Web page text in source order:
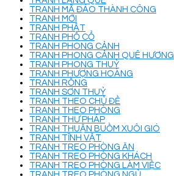
TRANH MÃ ĐÁO THÀNH CÔNG
TRANH MỚI
TRANH PHẬT
TRANH PHỐ CỔ
TRANH PHONG CẢNH
TRANH PHONG CẢNH QUÊ HƯƠNG
TRANH PHONG THUỶ
TRANH PHƯỢNG HOÀNG
TRANH RỒNG
TRANH SƠN THUỶ
TRANH THEO CHỦ ĐỀ
TRANH THEO PHÒNG
TRANH THƯ PHÁP
TRANH THUẬN BUỒM XUÔI GIÓ
TRANH TĨNH VẬT
TRANH TREO PHÒNG ĂN
TRANH TREO PHÒNG KHÁCH
TRANH TREO PHÒNG LÀM VIỆC